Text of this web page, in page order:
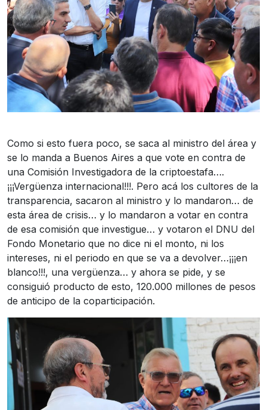
Como si esto fuera poco, se saca al ministro del área y
se lo manda a Buenos Aires a que vote en contra de
una Comisión Investigadora de la criptoestafa….
¡¡¡Vergüenza internacional!!!. Pero acá los cultores de la
transparencia, sacaron al ministro y lo mandaron… de
esta área de crisis… y lo mandaron a votar en contra
de esa comisión que investigue… y votaron el DNU del
Fondo Monetario que no dice ni el monto, ni los
intereses, ni el periodo en que se va a devolver…¡¡¡en
blanco!!!, una vergüenza… y ahora se pide, y se
consiguió producto de esto, 120.000 millones de pesos
de anticipo de la coparticipación.